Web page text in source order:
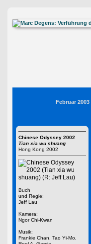
Februar 2003
Chinese Odyssey 2002
Tian xia wu shuang
Hong Kong 2002
Buch
und Regie:
Jeff Lau
Kamera:
Ngor Chi-Kwan
Musik:
Frankie Chan, Tao Yi-Mo,